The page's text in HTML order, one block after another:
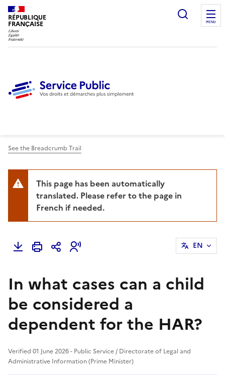
RÉPUBLIQUE
FRANÇAISE
Ouvrir
MENU
See the Breadcrumb Trail
This page has been automatically
translated. Please refer to the page in
French if needed.
EN
In what cases can a child
be considered a
dependent for the HAR?
Verified 01 June 2026 - Public Service / Directorate of Legal and
Administrative Information (Prime Minister)